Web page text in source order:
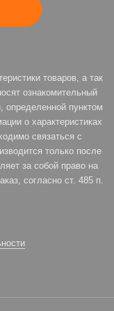
товаров, а так
ознакомительный
определенной пунктом
о характеристиках
связаться с
только после
за собой право на
согласно ст. 485 п.